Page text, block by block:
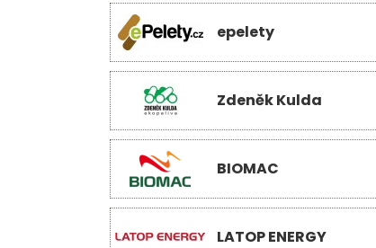
epelety
Zdeněk Kulda
BIOMAC
LATOP ENERGY